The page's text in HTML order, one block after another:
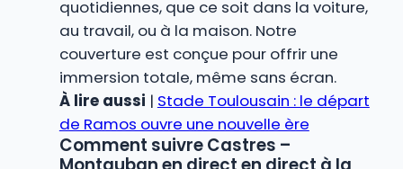
quotidiennes, que ce soit dans la voiture,
au travail, ou à la maison. Notre
couverture est conçue pour offrir une
immersion totale, même sans écran.
À lire aussi | Stade Toulousain : le départ
de Ramos ouvre une nouvelle ère
Comment suivre Castres –